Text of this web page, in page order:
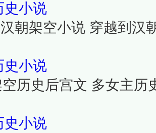
史小说
朝架空小说 穿越到汉
史小说
历史后宫文 多女主历
史小说